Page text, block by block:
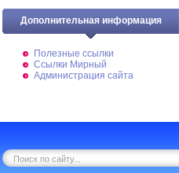
Дополнительная информация
Полезные ссылки
Ссылки Мирный
Администрация сайта